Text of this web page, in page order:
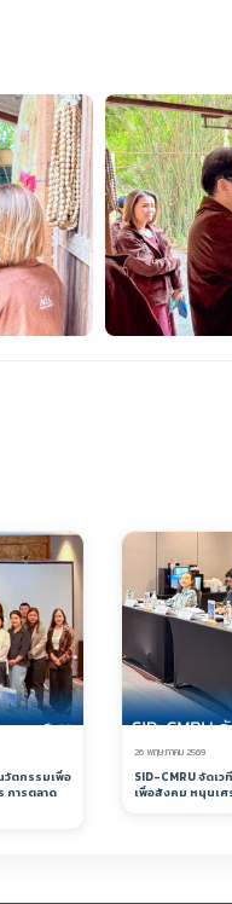
วัตกรรมเพื่อ
การตลาด
26 พฤษภาคม 2569
SID-CMRU จัดเ
เพื่อสังคม หนุนเ